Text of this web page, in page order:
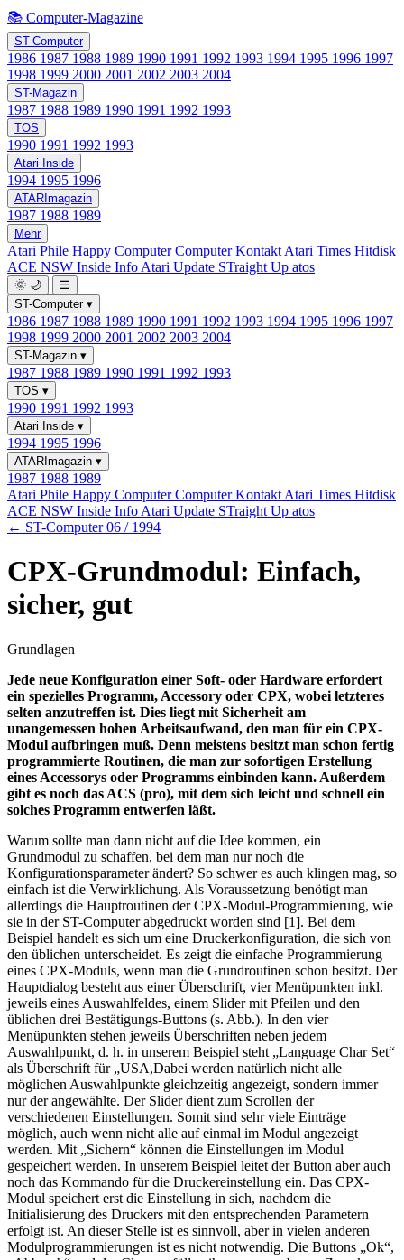
📚 Computer-Magazine
ST-Computer
1986 1987 1988 1989 1990 1991 1992 1993 1994 1995 1996 1997
1998 1999 2000 2001 2002 2003 2004
ST-Magazin
1987 1988 1989 1990 1991 1992 1993
TOS
1990 1991 1992 1993
Atari Inside
1994 1995 1996
ATARImagazin
1987 1988 1989
Mehr
Atari Phile Happy ComputerComputer Kontakt Atari Times Hitdisk
ACE NSW Inside Info Atari Update STraight Up atos
🌞 🌙
☰
ST-Computer ▾
1986 1987 1988 1989 1990 1991 1992 1993 1994 1995 1996 1997
1998 1999 2000 2001 2002 2003 2004
ST-Magazin ▾
1987 1988 1989 1990 1991 1992 1993
TOS ▾
1990 1991 1992 1993
Atari Inside ▾
1994 1995 1996
ATARImagazin ▾
1987 1988 1989
Atari Phile Happy ComputerComputer Kontakt Atari Times Hitdisk
ACE NSW Inside Info Atari Update STraight Up atos
← ST-Computer 06 / 1994
CPX-Grundmodul: Einfach,
sicher, gut
Grundlagen
Jede neue Konfiguration einer Soft- oder Hardware erfordert
ein spezielles Programm, Accessory oder CPX, wobei letzteres
selten anzutreffen ist. Dies liegt mit Sicherheit am
unangemessen hohen Arbeitsaufwand, den man für ein CPX-
Modul aufbringen muß. Denn meistens besitzt man schon fertig
programmierte Routinen, die man zur sofortigen Erstellung
eines Accessorys oder Programms einbinden kann. Außerdem
gibt es noch das ACS (pro), mit dem sich leicht und schnell ein
solches Programm entwerfen läßt.
Warum sollte man dann nicht auf die Idee kommen, ein
Grundmodul zu schaffen, bei dem man nur noch die
Konfigurationsparameter ändert? So schwer es auch klingen mag, so
einfach ist die Verwirklichung. Als Voraussetzung benötigt man
allerdings die Hauptroutinen der CPX-Modul-Programmierung, wie
sie in der ST-Computer abgedruckt worden sind [1]. Bei dem
Beispiel handelt es sich um eine Druckerkonfiguration, die sich von
den üblichen unterscheidet. Es zeigt die einfache Programmierung
eines CPX-Moduls, wenn man die Grundroutinen schon besitzt. Der
Hauptdialog besteht aus einer Überschrift, vier Menüpunkten inkl.
jeweils eines Auswahlfeldes, einem Slider mit Pfeilen und den
üblichen drei Bestätigungs-Buttons (s. Abb.). In den vier
Menüpunkten stehen jeweils Überschriften neben jedem
Auswahlpunkt, d. h. in unserem Beispiel steht „Language Char Set“
als Überschrift für „USA,Dabei werden natürlich nicht alle
möglichen Auswahlpunkte gleichzeitig angezeigt, sondern immer
nur der angewählte. Der Slider dient zum Scrollen der
verschiedenen Einstellungen. Somit sind sehr viele Einträge
möglich, auch wenn nicht alle auf einmal im Modul angezeigt
werden. Mit „Sichern“ können die Einstellungen im Modul
gespeichert werden. In unserem Beispiel leitet der Button aber auch
noch das Kommando für die Druckereinstellung ein. Das CPX-
Modul speichert erst die Einstellung in sich, nachdem die
Initialisierung des Druckers mit den entsprechenden Parametern
erfolgt ist. An dieser Stelle ist es sinnvoll, aber in vielen anderen
Modulprogrammierungen ist es nicht notwendig. Die Buttons „Ok“,